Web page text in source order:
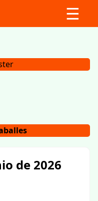
☰
de 2026